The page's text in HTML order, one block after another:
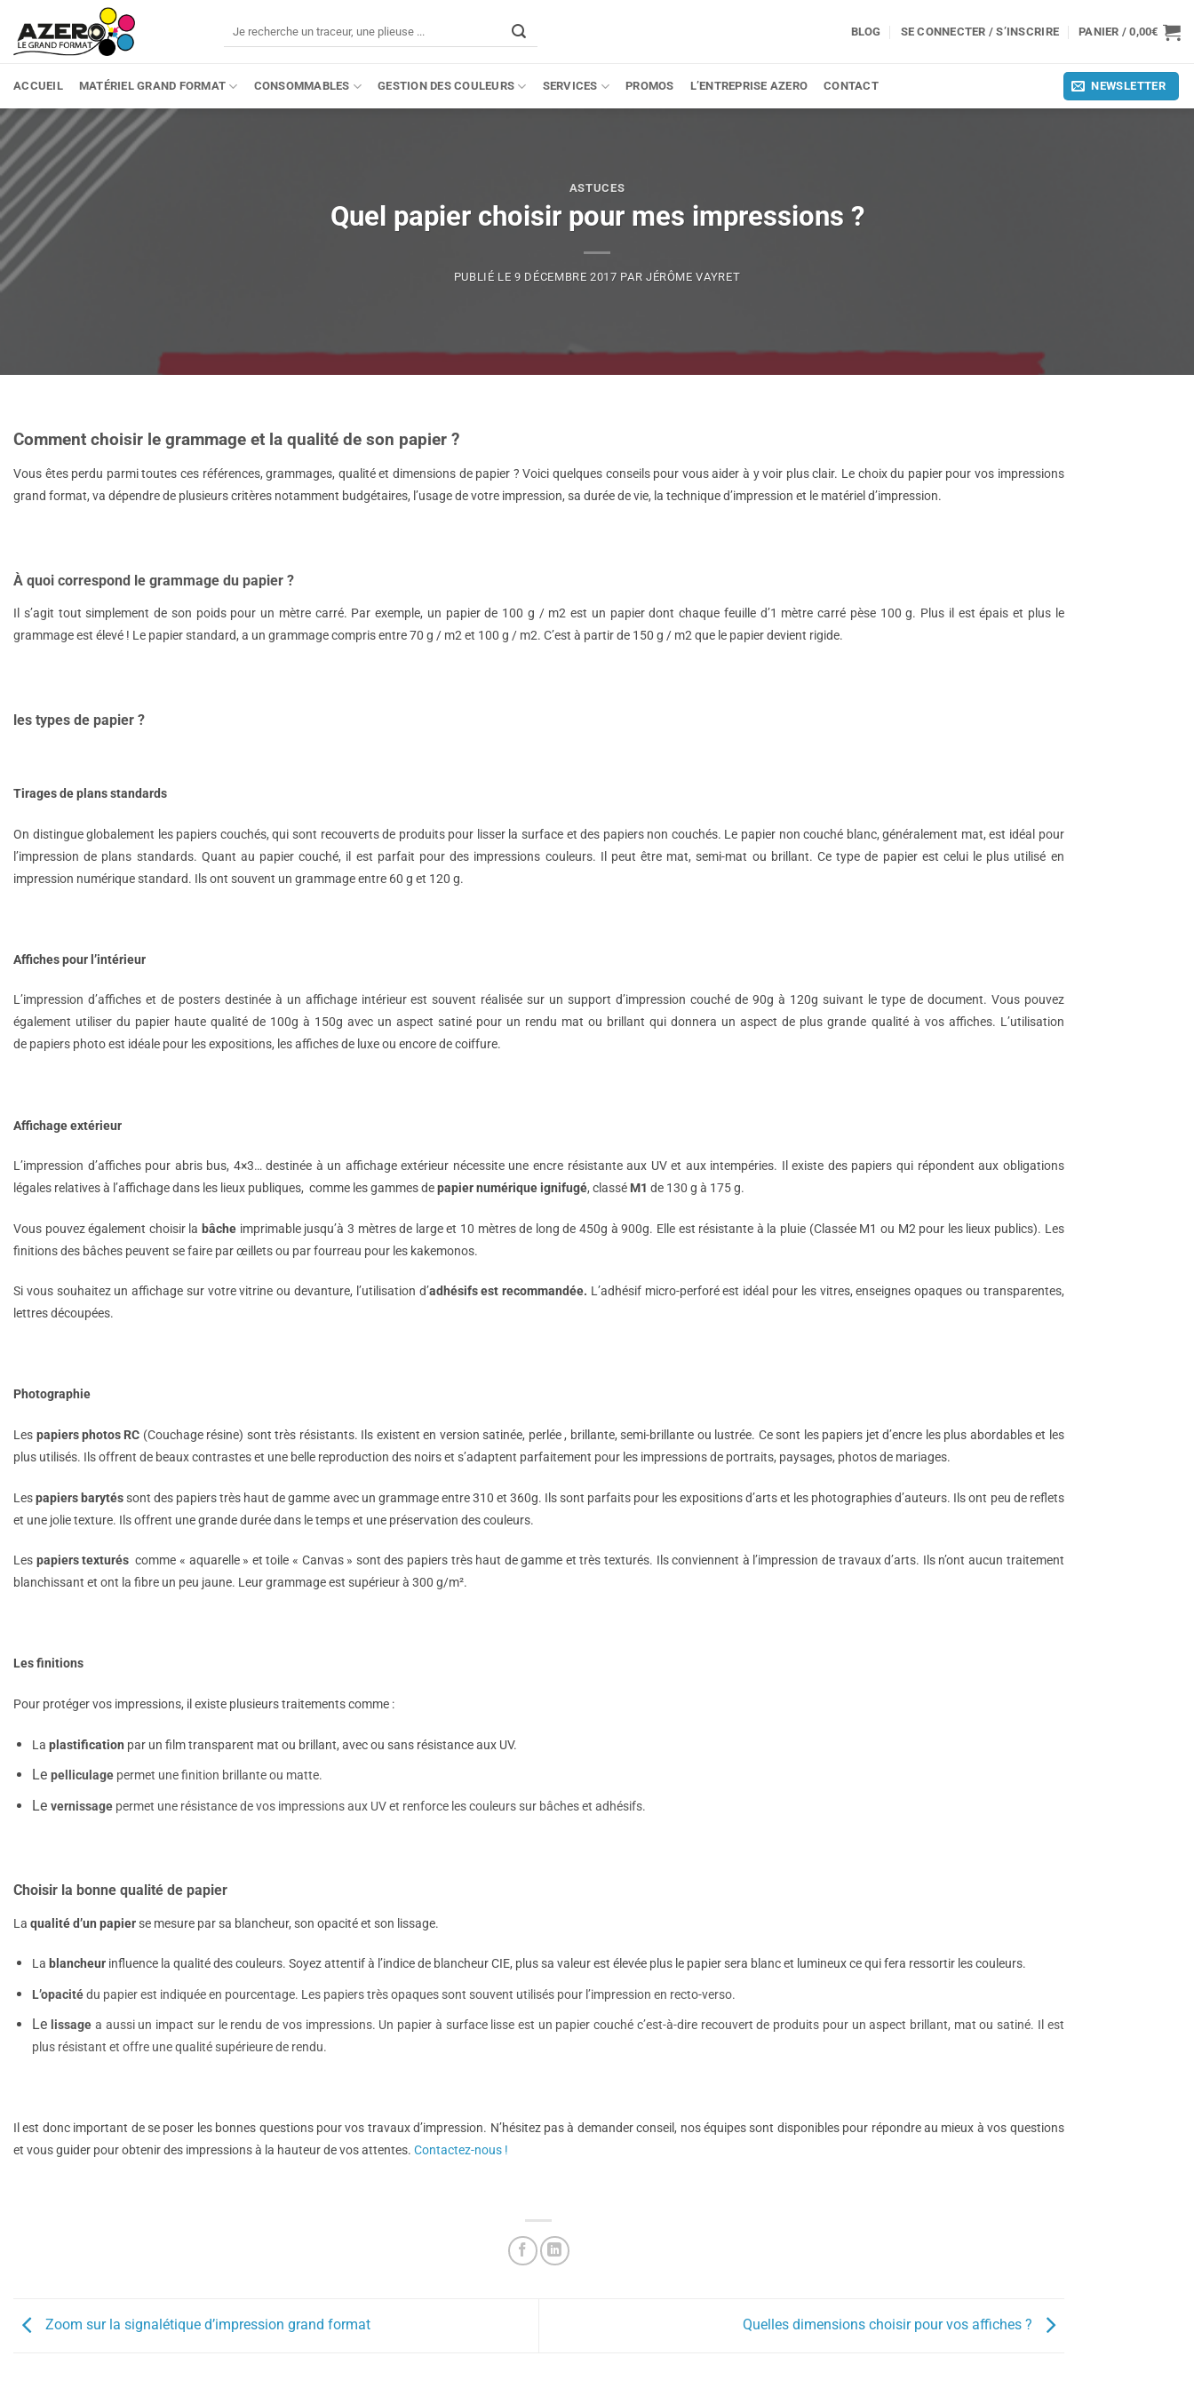
contenu
BLOG SE CONNECTER / S’INSCRIRE PANIER /0,00€
ACCUEIL MATÉRIEL GRAND FORMAT CONSOMMABLES GESTION DES COULEURS SERVICES PROMOS L’ENTREPRISE AZERO CONTACT NEWSLETTER
ASTUCES
Quel papier choisir pour mes impressions ?
PUBLIÉ LE9 DÉCEMBRE 2017 PAR JÉRÔME VAYRET
Comment choisir le grammage et la qualité de son papier ?
Vous êtes perdu parmi toutes ces références, grammages, qualité et dimensions de papier ? Voici quelques conseils pour vous aider à y voir plus clair. Le choix du papier pour vos impressions
grand format, va dépendre de plusieurs critères notamment budgétaires, l’usage de votre impression, sa durée de vie, la technique d’impression et le matériel d’impression.
À quoi correspond le grammage du papier ?
Il s’agit tout simplement de son poids pour un mètre carré. Par exemple, un papier de 100 g / m2 est un papier dont chaque feuille d’1 mètre carré pèse 100 g. Plus il est épais et plus le
grammage est élevé ! Le papier standard, a un grammage compris entre 70 g / m2 et 100 g / m2. C’est à partir de 150 g / m2 que le papier devient rigide.
les types de papier ?
Tirages de plans standards
On distingue globalement les papiers couchés, qui sont recouverts de produits pour lisser la surface et des papiers non couchés. Le papier non couché blanc, généralement mat, est idéal pour
l’impression de plans standards. Quant au papier couché, il est parfait pour des impressions couleurs. Il peut être mat, semi-mat ou brillant. Ce type de papier est celui le plus utilisé en
impression numérique standard. Ils ont souvent un grammage entre 60 g et 120 g.
Affiches pour l’intérieur
L’impression d’affiches et de posters destinée à un affichage intérieur est souvent réalisée sur un support d’impression couché de 90g à 120g suivant le type de document. Vous pouvez
également utiliser du papier haute qualité de 100g à 150g avec un aspect satiné pour un rendu mat ou brillant qui donnera un aspect de plus grande qualité à vos affiches. L’utilisation
de papiers photo est idéale pour les expositions, les affiches de luxe ou encore de coiffure.
Affichage extérieur
L’impression d’affiches pour abris bus, 4×3… destinée à un affichage extérieur nécessite une encre résistante aux UV et aux intempéries. Il existe des papiers qui répondent aux obligations
légales relatives à l’affichage dans les lieux publiques, comme les gammes depapier numérique ignifugé, classé M1 de 130 g à 175 g.
Vous pouvez également choisir la bâche imprimable jusqu’à 3 mètres de large et 10 mètres de long de 450g à 900g. Elle est résistante à la pluie (Classée M1 ou M2 pour les lieux publics). Les
finitions des bâches peuvent se faire par œillets ou par fourreau pour les kakemonos.
Si vous souhaitez un affichage sur votre vitrine ou devanture, l’utilisation d’adhésifs est recommandée. L’adhésif micro-perforé est idéal pour les vitres, enseignes opaques ou transparentes,
lettres découpées.
Photographie
Les papiers photos RC (Couchage résine) sont très résistants. Ils existent en version satinée, perlée , brillante, semi-brillante ou lustrée. Ce sont les papiers jet d’encre les plus abordables et les
plus utilisés. Ils offrent de beaux contrastes et une belle reproduction des noirs et s’adaptent parfaitement pour les impressions de portraits, paysages, photos de mariages.
Lespapiers barytéssont des papiers très haut de gamme avec un grammage entre 310 et 360g. Ils sont parfaits pour les expositions d’arts et les photographies d’auteurs. Ils ont peu de reflets
et une jolie texture. Ils offrent une grande durée dans le temps et une préservation des couleurs.
Les papiers texturés comme « aquarelle » et toile « Canvas » sont des papiers très haut de gamme et très texturés. Ils conviennent à l’impression de travaux d’arts. Ils n’ont aucun traitement
blanchissant et ont la fibre un peu jaune. Leur grammage est supérieur à 300 g/m².
Les finitions
Pour protéger vos impressions, il existe plusieurs traitements comme :
La plastification par un film transparent mat ou brillant, avec ou sans résistance aux UV.
Le pelliculagepermet une finition brillante ou matte.
Le vernissagepermet une résistance de vos impressions aux UV et renforce les couleurs sur bâches et adhésifs.
Choisir la bonne qualité de papier
La qualité d’un papierse mesure par sa blancheur, son opacité et son lissage.
La blancheurinfluence la qualité des couleurs. Soyez attentif à l’indice de blancheur CIE, plus sa valeur est élevée plus le papier sera blanc et lumineux ce qui fera ressortir les couleurs.
L’opacitédu papier est indiquée en pourcentage. Les papiers très opaques sont souvent utilisés pour l’impression en recto-verso.
Le lissage a aussi un impact sur le rendu de vos impressions. Un papier à surface lisse est un papier couché c’est-à-dire recouvert de produits pour un aspect brillant, mat ou satiné. Il est
plus résistant et offre une qualité supérieure de rendu.
Il est donc important de se poser les bonnes questions pour vos travaux d’impression. N’hésitez pas à demander conseil, nos équipes sont disponibles pour répondre au mieux à vos questions
et vous guider pour obtenir des impressions à la hauteur de vos attentes. Contactez-nous !
Zoom sur la signalétique d’impression grand format Quelles dimensions choisir pour vos affiches ?